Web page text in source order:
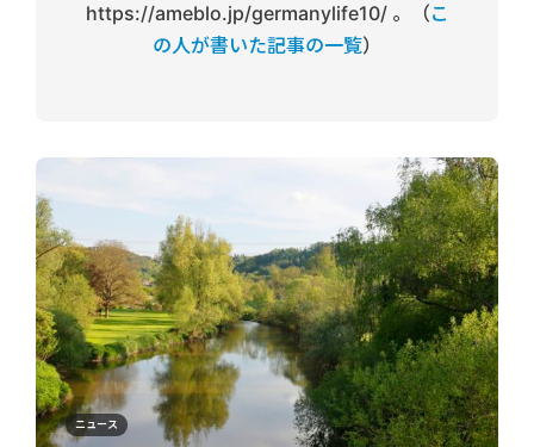
https://ameblo.jp/germanylife10/ 。（こ
の人が書いた記事の一覧）
ニュース